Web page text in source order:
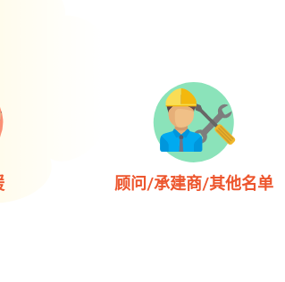
顾问/承建商/其他名单